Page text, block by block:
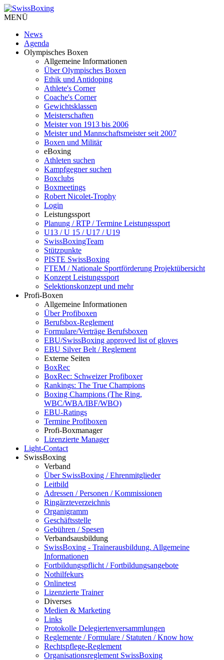
MENÜ
News
Agenda
Olympisches Boxen
Allgemeine Informationen
Über Olympisches Boxen
Ethik und Antidoping
Athlete's Corner
Coache's Corner
Gewichtsklassen
Meisterschaften
Meister von 1913 bis 2006
Meister und Mannschaftsmeister seit 2007
Boxen und Militär
eBoxing
Athleten suchen
Kampfgegner suchen
Boxclubs
Boxmeetings
Robert Nicolet-Trophy
Login
Leistungssport
Planung / RTP / Termine Leistungssport
U13 / U 15 / U17 / U19
SwissBoxingTeam
Stützpunkte
PISTE SwissBoxing
FTEM / Nationale Sportförderung Projektübersicht
Konzept Leistungssport
Selektionskonzept und mehr
Profi-Boxen
Allgemeine Informationen
Über Profiboxen
Berufsbox-Reglement
Formulare/Verträge Berufsboxen
EBU/SwissBoxing approved list of gloves
EBU Silver Belt / Reglement
Externe Seiten
BoxRec
BoxRec: Schweizer Profiboxer
Rankings: The True Champions
Boxing Champions (The Ring,
WBC/WBA/IBF/WBO)
EBU-Ratings
Termine Profiboxen
Profi-Boxmanager
Lizenzierte Manager
Light-Contact
SwissBoxing
Verband
Über SwissBoxing / Ehrenmitglieder
Leitbild
Adressen / Personen / Kommissionen
Ringärzteverzeichnis
Organigramm
Geschäftsstelle
Gebühren / Spesen
Verbandsausbildung
SwissBoxing - Trainerausbildung. Allgemeine
Informationen
Fortbildungspflicht / Fortbildungsangebote
Nothilfekurs
Onlinetest
Lizenzierte Trainer
Diverses
Medien & Marketing
Links
Protokolle Delegiertenversammlungen
Reglemente / Formulare / Statuten / Know how
Rechtspflege-Reglement
Organisationsreglement SwissBoxing